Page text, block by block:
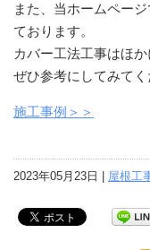
また、当ホームペー
ております。
カバー工法工事はほ
ぜひ参考にしてみてく
施工事例＞＞
2023年05月23日 | 屋根工